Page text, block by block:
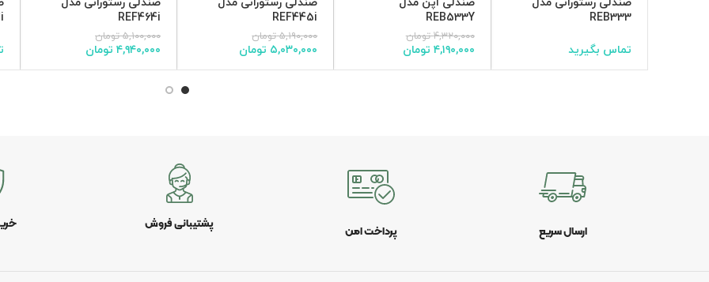
صندلی رستورانی مدل
REB333
تماس بگیرید
صندلی اپن مدل
REB533Y
۴,۳۲۰,۰۰۰ تومان
۴,۱۹۰,۰۰۰ تومان
صندلی رستورانی مدل
REF445i
۵,۱۹۰,۰۰۰ تومان
۵,۰۳۰,۰۰۰ تومان
صندلی رستورانی مدل
REF464i
۵,۱۰۰,۰۰۰ تومان
۴,۹۴۰,۰۰۰ تومان
ارسال سریع پرداخت امن پشتیبانی فروش